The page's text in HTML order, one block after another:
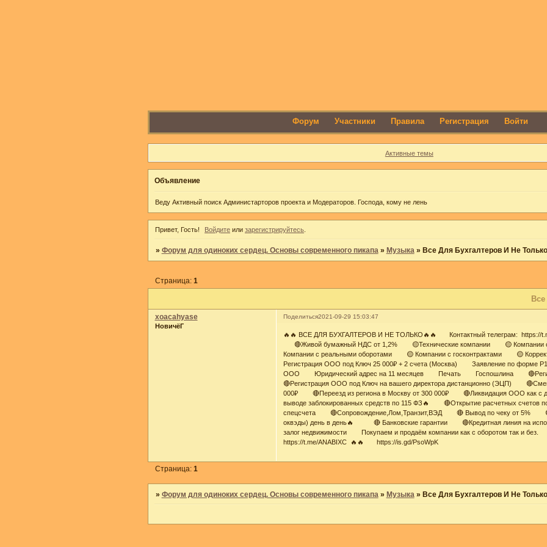
Форум Участники Правила Регистрация Войти
Активные темы
Объявление
Веду Активный поиск Администарторов проекта и Модераторов. Господа, кому не лень
Привет, Гость! Войдите или зарегистрируйтесь
» Форум для одиноких сердец. Основы современного пикапа » Музыка » Все Для Бухгалтеров И Не Только
Страница: 1
Поделиться2021-09-29 15:03:47
xoacahyase
НовичёГ
🔥🔥 ВСЕ ДЛЯ БУХГАЛТЕРОВ И НЕ ТОЛЬКО🔥🔥 Контактный телеграм: https://
🔴Живой бумажный НДС от 1,2% 🟡Технические компании 🟡 Компании
Компании с реальными оборотами 🟡 Компании с госконтрактами 🟡
Регистрация ООО под Ключ 25 000₽ + 2 счета (Москва) Заявление по форме
ООО Юридический адрес на 11 месяцев Печать Госпошлина
🔴Регистрация ООО под Ключ на вашего директора дистанционно (ЭЦП)
000₽ 🔴Переезд из региона в Москву от 300 000₽ 🔴Ликвидация ООО как
выводе заблокированных средств по 115 ФЗ🔥 🔴Открытие расчетных
спецсчета 🔴Сопровождение,Лом,Транзит,ВЭД 🔴 Вывод по чеку от 5% 🔴
оквэды) день в день🔥 🔴 Банковские гарантии 🔴Кредитная линия на
залог недвижимости Покупаем и продаём компании как с оборотом так и без.
https://t.me/ANABIXC 🔥🔥 https://is.gd/PsoWpK
Страница: 1
» Форум для одиноких сердец. Основы современного пикапа » Музыка » Все Для Бухгалтеров И Не Только